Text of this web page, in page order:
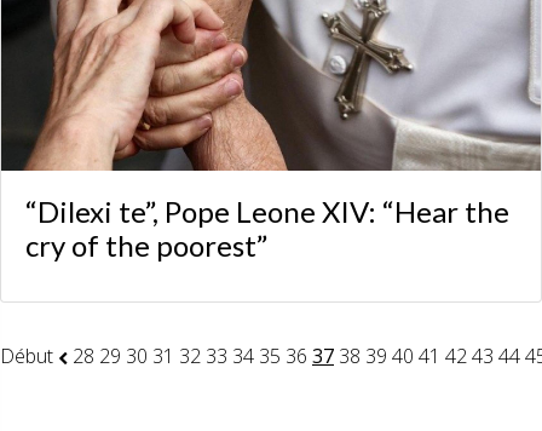
“Dilexi te”, Pope Leone XIV: “Hear the
cry of the poorest”
Début 28 29 30 31 32 33 34 35 36 37 38 39 40 41 4243 44